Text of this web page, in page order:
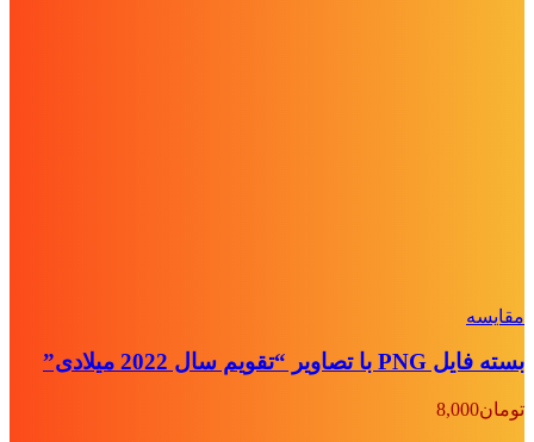
مقايسه
بسته فایل PNG با تصاویر “تقویم سال 2022 میلادی”
تومان8,000